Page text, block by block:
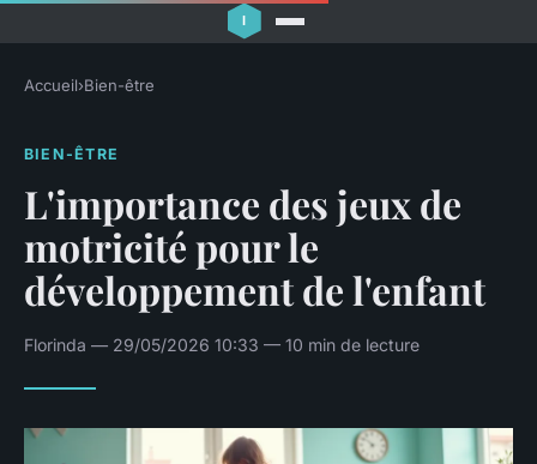
Accueil›Bien-être
BIEN-ÊTRE
L'importance des jeux de
motricité pour le
développement de l'enfant
Florinda — 29/05/2026 10:33 — 10 min de lecture